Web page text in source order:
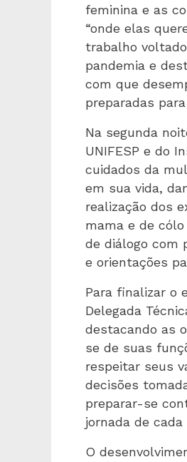
feminina e as
“onde elas
trabalho
pandemia e
com que
preparadas
Na segunda
UNIFESP e do
cuidados da
em sua vida,
realização dos
mama e de
de diálogo com
e orientações
Para finalizar o
Delegada
destacando as
se de suas
respeitar seus
decisões
preparar-se
jornada de cada
O